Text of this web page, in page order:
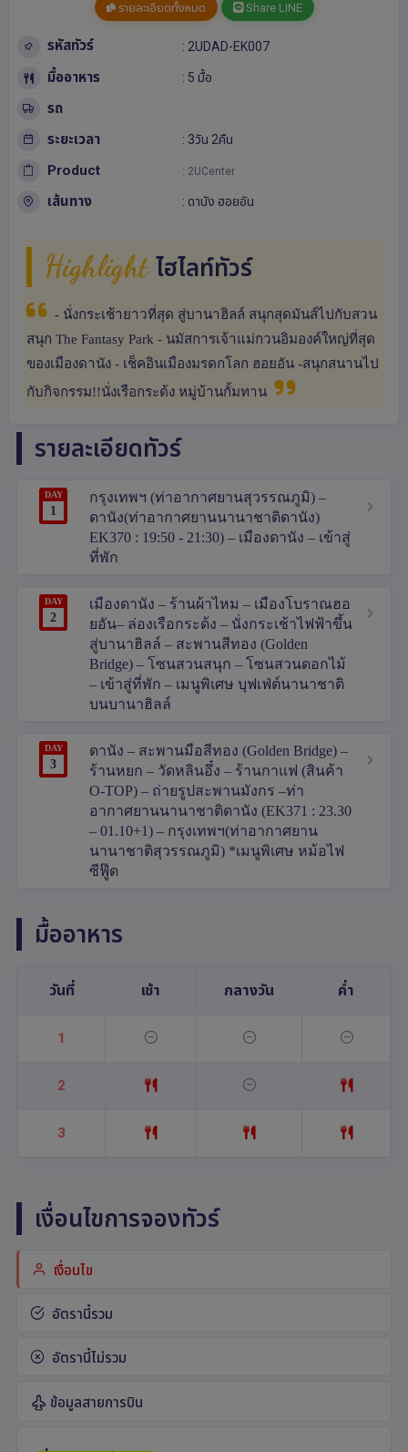
รายละเอียดทั้งหมด Share LINE
รหัสทัวร์ : 2UDAD-EK007
มื้ออาหาร : 5 มื้อ
รถ
ระยะเวลา
: 3วัน 2คืน
Product : 2UCenter
เส้นทาง : ดานัง ฮอยอัน
Highlight ไฮไลท์ทัวร์
- นั่งกระเช้ายาวที่สุด สู่บานาฮิลล์ สนุกสุดมันส์ไปกับสวน
สนุก The Fantasy Park - นมัสการเจ้าแม่กวนอิมองค์ใหญ่ที่สุด
ของเมืองดานัง - เช็คอินเมืองมรดกโลก ฮอยอัน -สนุกสนานไป
กับกิจกรรม!!นั่งเรือกระด้ง หมู่บ้านกั้มทาน
รายละเอียดทัวร์
DAY
1
กรุงเทพฯ (ท่าอากาศยานสุวรรณภูมิ) –
ดานัง(ท่าอากาศยานนานาชาติดานัง)
EK370 : 19:50 - 21:30) – เมืองดานัง – เข้าสู่
ที่พัก
DAY
2
เมืองดานัง – ร้านผ้าไหม – เมืองโบราณฮอ
ยอัน– ล่องเรือกระด้ง – นั่งกระเช้าไฟฟ้าขึ้น
สู่บานาฮิลล์ – สะพานสีทอง (Golden
Bridge) – โซนสวนสนุก – โซนสวนดอกไม้
– เข้าสู่ที่พัก – เมนูพิเศษ บุฟเฟ่ต์นานาชาติ
บนบานาฮิลล์
DAY
3
ดานัง – สะพานมือสีทอง (Golden Bridge) –
ร้านหยก – วัดหลินอึ๋ง – ร้านกาแฟ (สินค้า
O-TOP) – ถ่ายรูปสะพานมังกร –ท่า
อากาศยานนานาชาติดานัง (EK371 : 23.30
– 01.10+1) – กรุงเทพฯ(ท่าอากาศยาน
นานาชาติสุวรรณภูมิ) *เมนูพิเศษ หม้อไฟ
ซีฟู๊ด
มื้ออาหาร
วันที่ เช้า กลางวัน ค่ำ
1
2
3
เงื่อนไขการจองทัวร์
เงื่อนไข
อัตรานี้รวม
อัตรานี้ไม่รวม
ข้อมูลสายการบิน